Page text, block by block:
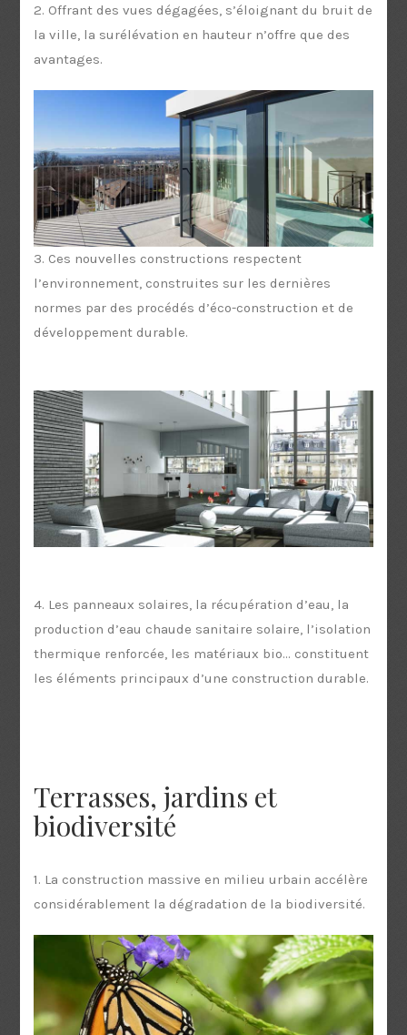
2. Offrant des vues dégagées, s’éloignant du bruit de
la ville, la surélévation en hauteur n’offre que des
avantages.
3. Ces nouvelles constructions respectent
l’environnement, construites sur les dernières
normes par des procédés d’éco-construction et de
développement durable.
4. Les panneaux solaires, la récupération d’eau, la
production d’eau chaude sanitaire solaire, l’isolation
thermique renforcée, les matériaux bio... constituent
les éléments principaux d’une construction durable.
Terrasses, jardins et
biodiversité
1. La construction massive en milieu urbain accélère
considérablement la dégradation de la biodiversité.